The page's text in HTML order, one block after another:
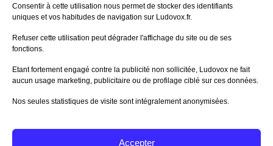
Consentir à cette utilisation nous permet de stocker des identifiants
uniques et vos habitudes de navigation sur Ludovox.fr.
Refuser cette utilisation peut dégrader l'affichage du site ou de ses
fonctions.
Etant fortement engagé contre la publicité non sollicitée, Ludovox ne fait
aucun usage marketing, publicitaire ou de profilage ciblé sur ces données.
Nos seules statistiques de visite sont intégralement anonymisées.
Accepter
Avis demorlockbob
Sur le jeu Detective Box - Ciao
Publié leil y a 1 jour
80%
Sur le jeu Detective Box - Ciao
Bella